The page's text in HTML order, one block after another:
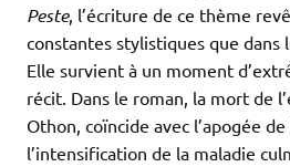
Peste, l’écriture de ce thème
constantes stylistiques que dans
Elle survient à un moment
récit. Dans le roman, la mort de
Othon, coïncide avec l’apogée
l’intensification de la maladie